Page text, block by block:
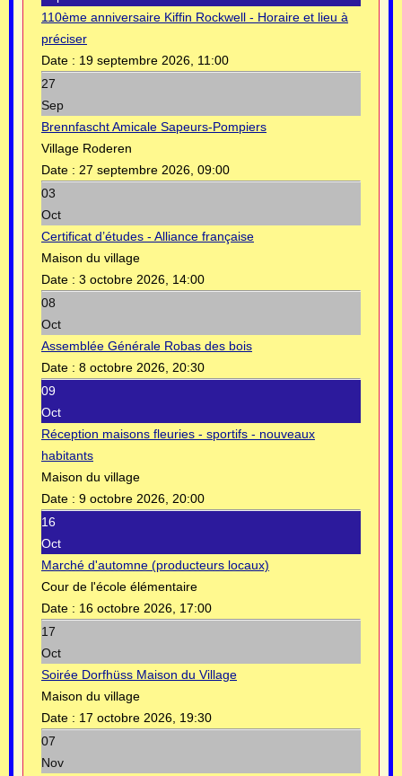
110ème anniversaire Kiffin Rockwell - Horaire et lieu à
préciser
Date : 19 septembre 2026, 11:00
27
Sep
Brennfascht Amicale Sapeurs-Pompiers
Village Roderen
Date : 27 septembre 2026, 09:00
03
Oct
Certificat d’études - Alliance française
Maison du village
Date : 3 octobre 2026, 14:00
08
Oct
Assemblée Générale Robas des bois
Date : 8 octobre 2026, 20:30
09
Oct
Réception maisons fleuries - sportifs - nouveaux
habitants
Maison du village
Date : 9 octobre 2026, 20:00
16
Oct
Marché d'automne (producteurs locaux)
Cour de l'école élémentaire
Date : 16 octobre 2026, 17:00
17
Oct
Soirée Dorfhüss Maison du Village
Maison du village
Date : 17 octobre 2026, 19:30
07
Nov